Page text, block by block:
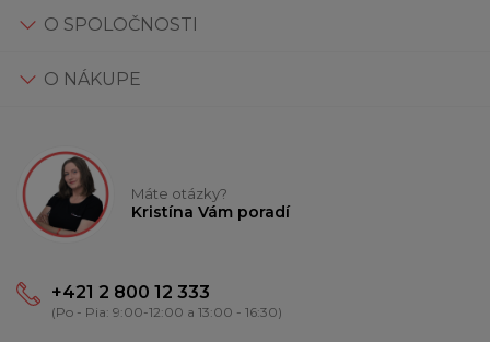
O SPOLOČNOSTI
O NÁKUPE
Máte otázky?
Kristína Vám poradí
+421 2 800 12 333
(Po - Pia: 9:00-12:00 a 13:00 - 16:30)